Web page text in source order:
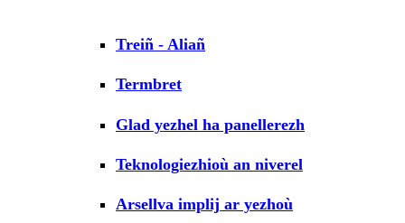
Treiñ - Aliañ
Termbret
Glad yezhel ha panellerezh
Teknologiezhioù an niverel
Arsellva implij ar yezhoù